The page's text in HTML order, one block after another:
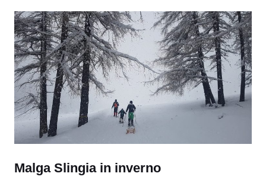
Malga Slingia in inverno